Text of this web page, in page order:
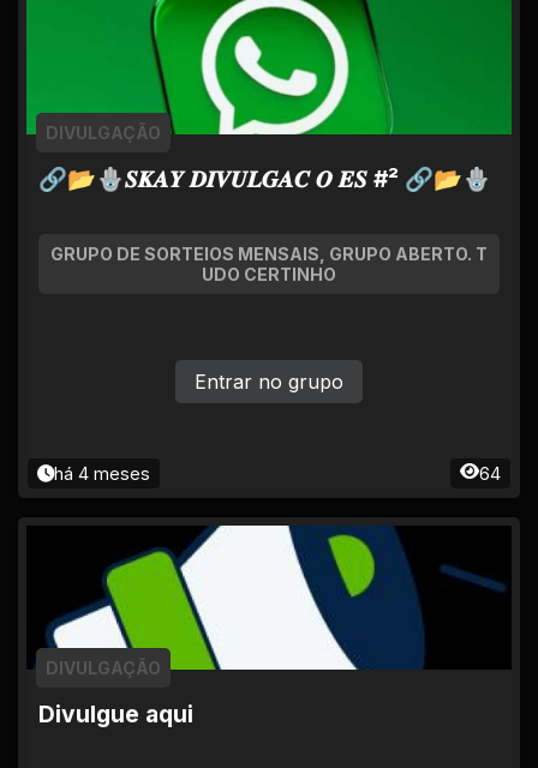
🔗📂🪬𝑺𝑲𝑨𝒀 𝑫𝑰𝑽𝑼𝑳𝑮𝑨𝑪 𝑶 𝑬𝑺 #² 🔗📂🪬
DIVULGAÇÃO
GRUPO DE SORTEIOS MENSAIS, GRUPO ABERTO. T
UDO CERTINHO
há 4 meses 64
Entrar no grupo
Divulgue aqui
DIVULGAÇÃO